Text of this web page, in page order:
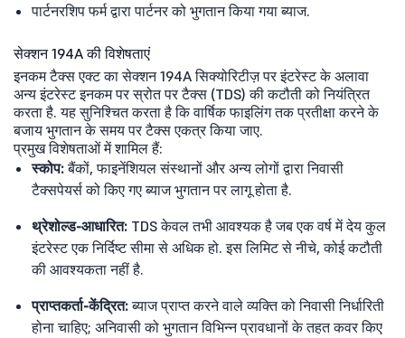
पार्टनरशिप फर्म द्वारा पार्टनर को भुगतान किया गया ब्याज.
सेक्शन 194A की विशेषताएं
इनकम टैक्स एक्ट का सेक्शन 194A सिक्योरिटीज़ पर इंटरेस्ट के अलावा
अन्य इंटरेस्ट इनकम पर स्रोत पर टैक्स (TDS) की कटौती को नियंत्रित
करता है. यह सुनिश्चित करता है कि वार्षिक फाइलिंग तक प्रतीक्षा करने के
बजाय भुगतान के समय पर टैक्स एकत्र किया जाए.
प्रमुख विशेषताओं में शामिल हैं:
स्कोप:बैंकों, फाइनेंशियल संस्थानों और अन्य लोगों द्वारा निवासी
टैक्सपेयर्स को किए गए ब्याज भुगतान पर लागू होता है.
थ्रेशोल्ड-आधारित: TDS केवल तभी आवश्यक है जब एक वर्ष में देय कुल
इंटरेस्ट एक निर्दिष्ट सीमा से अधिक हो. इस लिमिट से नीचे, कोई कटौती
की आवश्यकता नहीं है.
प्राप्तकर्ता-केंद्रित:ब्याज प्राप्त करने वाले व्यक्ति को निवासी निर्धारिती
होना चाहिए; अनिवासी को भुगतान विभिन्न प्रावधानों के तहत कवर किए